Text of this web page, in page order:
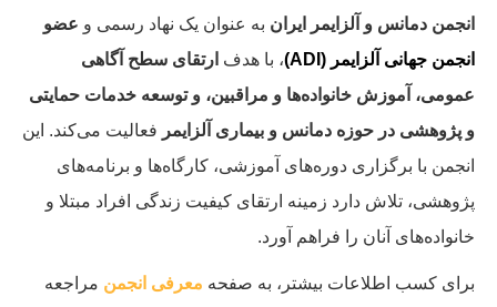
انجمن دمانس و آلزایمر ایران به عنوان یک نهاد رسمی و عضو
انجمن جهانی آلزایمر (ADI)
، با هدف ارتقای سطح آگاهی
عمومی، آموزش خانواده‌ها و مراقبین، و توسعه خدمات حمایتی
و پژوهشی در حوزه دمانس و بیماری آلزایمر فعالیت می‌کند. این
انجمن با برگزاری دوره‌های آموزشی، کارگاه‌ها و برنامه‌های
پژوهشی، تلاش دارد زمینه ارتقای کیفیت زندگی افراد مبتلا و
خانواده‌های آنان را فراهم آورد.
برای کسب اطلاعات بیشتر، به صفحه معرفی انجمن مراجعه